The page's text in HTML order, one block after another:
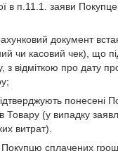
в п.11.1. заяви
документ
чи касовий чек), що
з відміткою про дату
понесені
Товару (у випадку
витрат).
сплачених